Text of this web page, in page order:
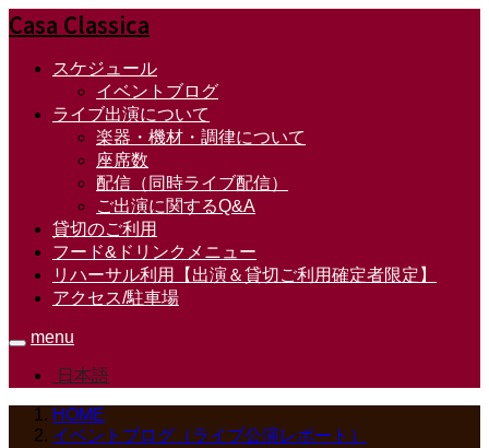
Casa Classica
スケジュール
イベントブログ
ライブ出演について
楽器・機材・調律について
座席数
配信（同時ライブ配信）
ご出演に関するQ&A
貸切のご利用
フード&ドリンクメニュー
リハーサル利用【出演＆貸切ご利用確定者限定】
アクセス/駐車場
menu
日本語
HOME
イベントブログ（ライブ公演レポート）